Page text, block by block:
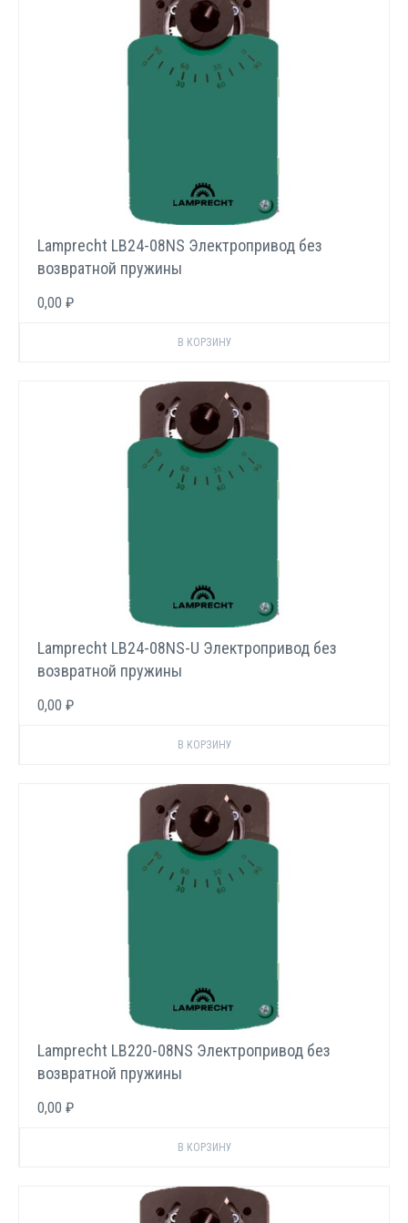
Lamprecht LB24-08NS Электропривод без
возвратной пружины
0,00 ₽
Lamprecht LB24-08NS-U Электропривод без
возвратной пружины
0,00 ₽
Lamprecht LB220-08NS Электропривод без
возвратной пружины
0,00 ₽